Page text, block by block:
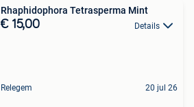
Rhaphidophora Tetrasperma Mint
€ 15,00 Details
Relegem 20 jul 26